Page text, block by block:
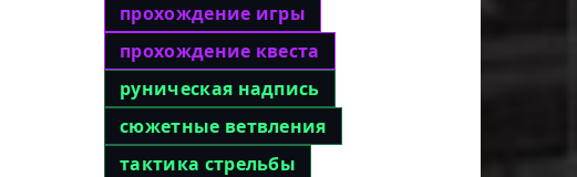
прохождение игры
прохождение квеста
руническая надпись
сюжетные ветвления
тактика стрельбы